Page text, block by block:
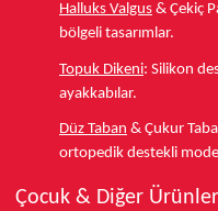
Halluks Valgus & Çekiç
bölgeli tasarımlar.
Topuk Dikeni: Silikon
ayakkabılar.
Düz Taban & Çukur
ortopedik destekli
Çocuk & Diğer Ürünler